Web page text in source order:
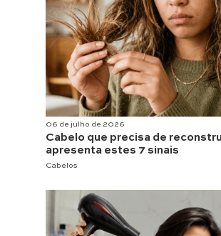
06 de julho de 2026
Cabelo que precisa de
apresenta estes 7 sinais
Cabelos